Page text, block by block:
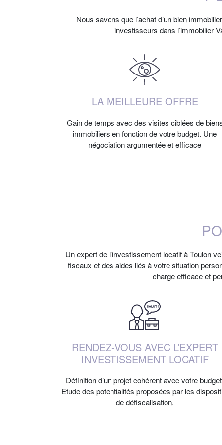
Nous savons que l’achat d’un bien
investisseurs dans l’immobilier
LA MEILLEURE OFFRE
Gain de temps avec des visites ciblées de
immobiliers en fonction de votre budget. Une
négociation argumentée et efficace
Un expert de l’investissement locatif à Toulon
fiscaux et des aides liés à votre situation
charge efficace et
RENDEZ-VOUS AVEC L’EXPERT
INVESTISSEMENT LOCATIF
Définition d’un projet cohérent avec votre
Etude des potentialités proposées par les
de défiscalisation.